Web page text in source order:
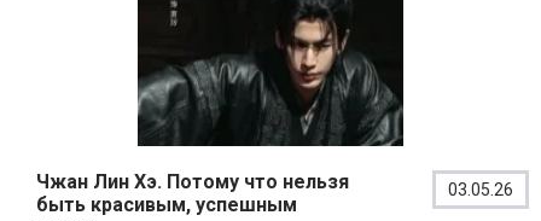
Чжан Лин Хэ. Потому что нельзя
быть красивым, успешным
03.05.26